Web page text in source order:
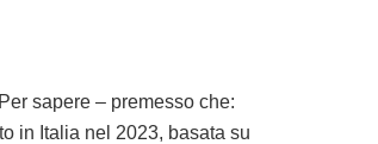
sapere – premesso che:
in Italia nel 2023, basata su